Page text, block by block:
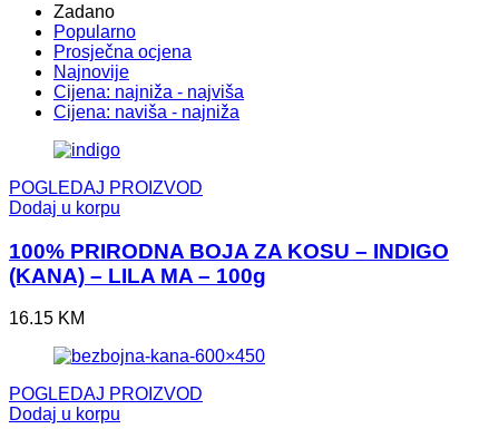
Zadano
Popularno
Prosječna ocjena
Najnovije
Cijena: najniža - najviša
Cijena: naviša - najniža
POGLEDAJ PROIZVOD
Dodaj u korpu
100% PRIRODNA BOJA ZA KOSU – INDIGO
(KANA) – LILA MA – 100g
16.15 KM
POGLEDAJ PROIZVOD
Dodaj u korpu